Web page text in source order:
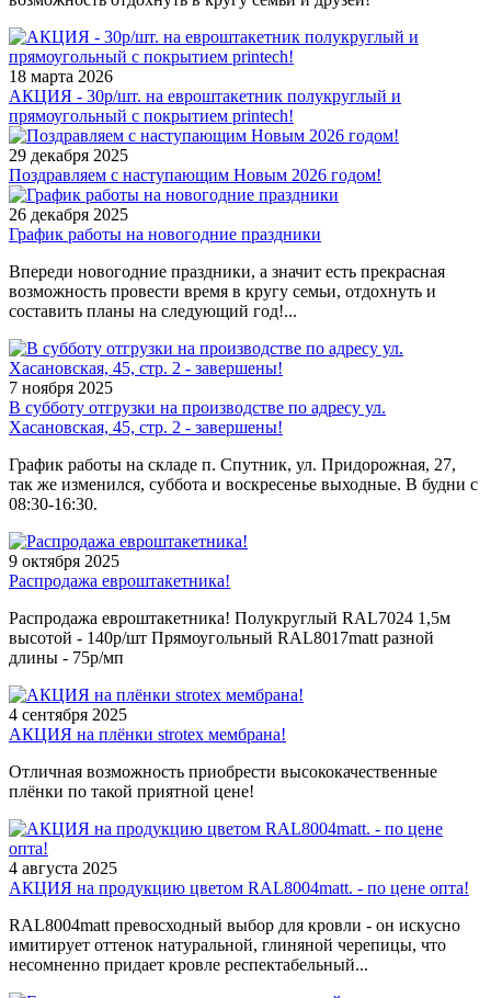
18 марта 2026
АКЦИЯ - 30р/шт. на евроштакетник полукруглый и
прямоугольный с покрытием printech!
29 декабря 2025
Поздравляем с наступающим Новым 2026 годом!
26 декабря 2025
График работы на новогодние праздники
Впереди новогодние праздники, а значит есть прекрасная
возможность провести время в кругу семьи, отдохнуть и
составить планы на следующий год!...
7 ноября 2025
В субботу отгрузки на производстве по адресу ул.
Хасановская, 45, стр. 2 - завершены!
График работы на складе п. Спутник, ул. Придорожная, 27,
так же изменился, суббота и воскресенье выходные. В будни с
08:30-16:30.
9 октября 2025
Распродажа евроштакетника!
Распродажа евроштакетника! Полукруглый RAL7024 1,5м
высотой - 140р/шт Прямоугольный RAL8017matt разной
длины - 75р/мп
4 сентября 2025
АКЦИЯ на плёнки strotex мембрана!
Отличная возможность приобрести высококачественные
плёнки по такой приятной цене!
4 августа 2025
АКЦИЯ на продукцию цветом RAL8004matt. - по цене опта!
RAL8004matt превосходный выбор для кровли - он искусно
имитирует оттенок натуральной, глиняной черепицы, что
несомненно придает кровле респектабельный...